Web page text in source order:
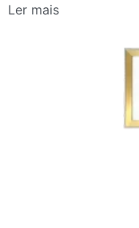
Ler mais